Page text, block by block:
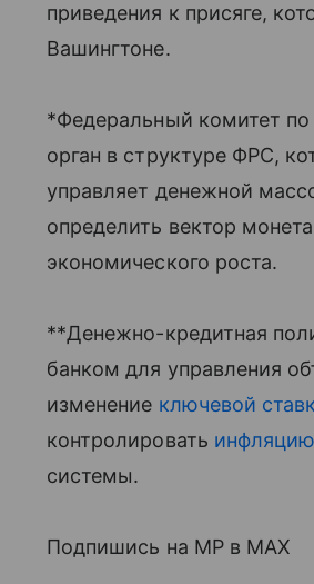
приведения к присяге,
Вашингтоне.
*Федеральный комитет
орган в структуре ФРС,
управляет денежной
определить вектор
экономического роста.
**Денежно-кредитная
банком для управления
изменение ключевой
контролировать инфляцию
системы.
Подпишись на MP в MAX